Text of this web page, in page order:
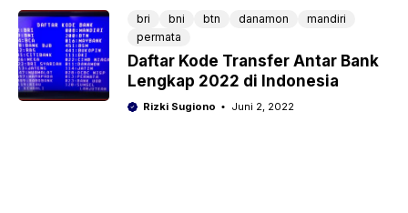
bri bni btn danamon
mandiri
permata
Daftar Kode Transfer Antar Bank
Lengkap 2022 di Indonesia
Rizki Sugiono Juni 2, 2022